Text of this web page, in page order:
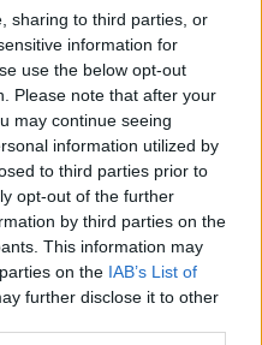
sharing to third parties, or
information for
use the below opt-out
Please note that after your
may continue seeing
information utilized by
to third parties prior to
opt-out of the further
by third parties on the
This information may
on the IAB’s List of
further disclose it to other